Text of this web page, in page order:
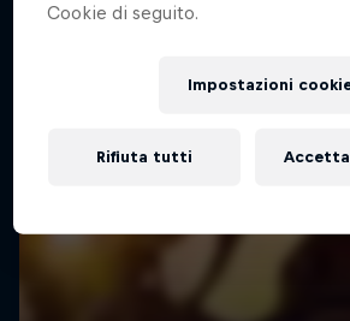
Cookie di seguito.
Impostazioni
Rifiuta tutti